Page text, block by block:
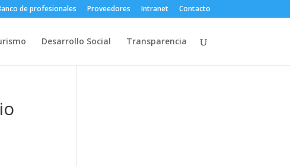
de profesionales Proveedores Intranet Contacto
Desarrollo Social Transparencia